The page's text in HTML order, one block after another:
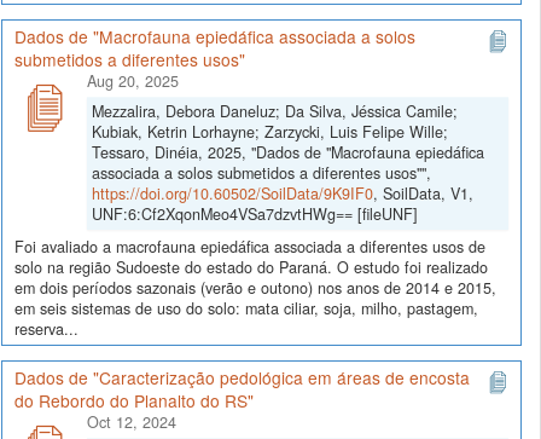
Dados de "Macrofauna epiedáfica associada a solos
submetidos a diferentes usos"
Aug 20, 2025
Mezzalira, Debora Daneluz; Da Silva, Jéssica Camile;
Kubiak, Ketrin Lorhayne; Zarzycki, Luis Felipe Wille;
Tessaro, Dinéia, 2025, "Dados de "Macrofauna epiedáfica
associada a solos submetidos a diferentes usos"",
https://doi.org/10.60502/SoilData/9K9IF0, SoilData, V1,
UNF:6:Cf2XqonMeo4VSa7dzvtHWg== [fileUNF]
Foi avaliado a macrofauna epiedáfica associada a diferentes usos de
solo na região Sudoeste do estado do Paraná. O estudo foi realizado
em dois períodos sazonais (verão e outono) nos anos de 2014 e 2015,
em seis sistemas de uso do solo: mata ciliar, soja, milho, pastagem,
reserva...
Dados de "Caracterização pedológica em áreas de encosta
do Rebordo do Planalto do RS"
Oct 12, 2024